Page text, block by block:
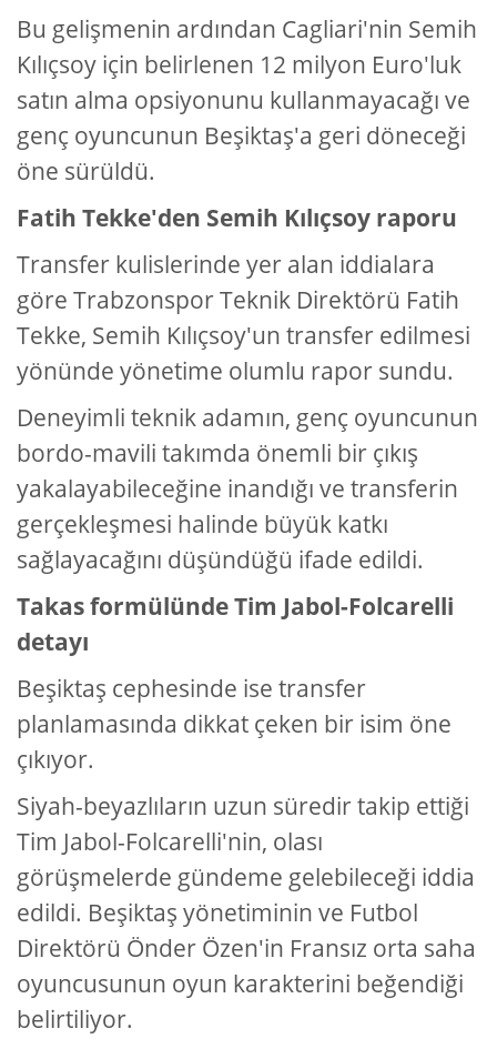
Bu gelişmenin ardından Cagliari'nin Semih
Kılıçsoy için belirlenen 12 milyon Euro'luk
satın alma opsiyonunu kullanmayacağı ve
genç oyuncunun Beşiktaş'a geri döneceği
öne sürüldü.
Fatih Tekke'den Semih Kılıçsoy raporu
Transfer kulislerinde yer alan iddialara
göre Trabzonspor Teknik Direktörü Fatih
Tekke, Semih Kılıçsoy'un transfer edilmesi
yönünde yönetime olumlu rapor sundu.
Deneyimli teknik adamın, genç oyuncunun
bordo-mavili takımda önemli bir çıkış
yakalayabileceğine inandığı ve transferin
gerçekleşmesi halinde büyük katkı
sağlayacağını düşündüğü ifade edildi.
Takas formülünde Tim Jabol-Folcarelli
detayı
Beşiktaş cephesinde ise transfer
planlamasında dikkat çeken bir isim öne
çıkıyor.
Siyah-beyazlıların uzun süredir takip ettiği
Tim Jabol-Folcarelli'nin, olası
görüşmelerde gündeme gelebileceği iddia
edildi. Beşiktaş yönetiminin ve Futbol
Direktörü Önder Özen'in Fransız orta saha
oyuncusunun oyun karakterini beğendiği
belirtiliyor.